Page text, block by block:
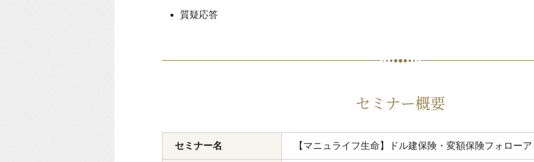
質疑応答
セミナー概要
セミナー名 【マニュライフ生命】ドル建保険・変額保険フォロー